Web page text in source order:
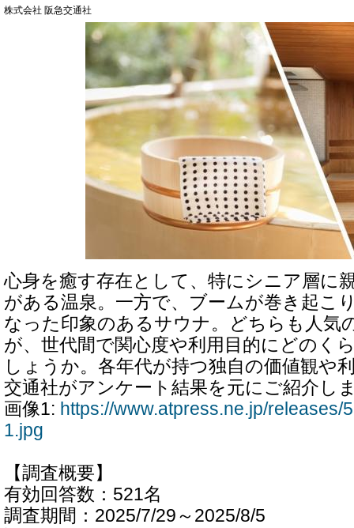
株式会社 阪急交通社
心身を癒す存在として、特にシニア層に
がある温泉。一方で、ブームが巻き起こ
なった印象のあるサウナ。どちらも人気
が、世代間で関心度や利用目的にどのく
しょうか。各年代が持つ独自の価値観や
交通社がアンケート結果を元にご紹介し
画像1: https://www.atpress.ne.jp/releases/
1.jpg
【調査概要】
有効回答数：521名
調査期間：2025/7/29～2025/8/5